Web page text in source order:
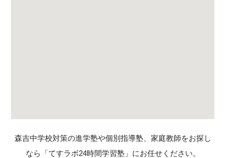
森吉中学校対策の進学塾や個別指導塾、家庭教師をお探し
なら「てすラボ24時間学習塾」にお任せください。